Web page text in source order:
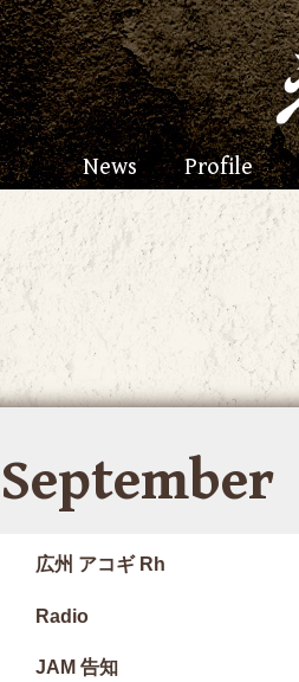
News Profile
広州 アコギ Rh
Radio
JAM 告知